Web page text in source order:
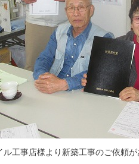
工事店様より新築工事のご依頼が